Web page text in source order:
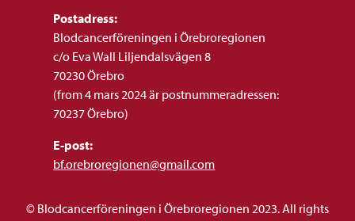
Postadress:
Blodcancerföreningen i Örebroregionen
c/o Eva Wall Liljendalsvägen 8
70230 Örebro
(from 4 mars 2024 är postnummeradressen:
70237 Örebro)
E-post:
bf.orebroregionen@gmail.com
© Blodcancerföreningen i Örebroregionen 2023. All rights